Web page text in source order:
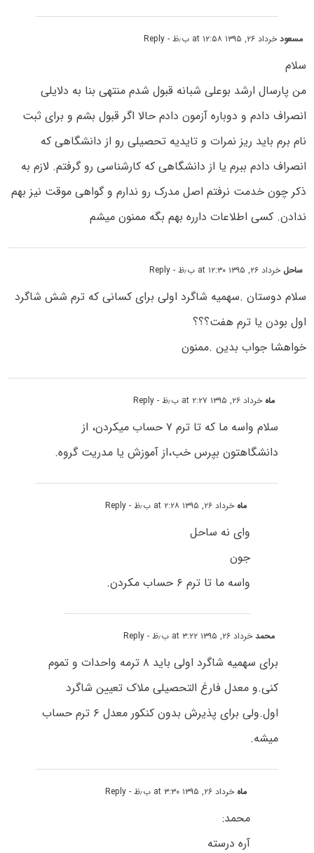
مسعودخرداد ۲۶, ۱۳۹۵ at ۱۲:۵۸ ب٫ظ - Reply
سلام
من پارسال ارشد بوعلی شبانه قبول شدم منتهی بنا به دلایلی
انصراف دادم و دوباره آزمون دادم حالا اگر قبول بشم و برای ثبت
نام برم باید ریز نمرات و تایدیه تحصیلی رو از دانشگاهی که
انصراف دادم ببرم یا از دانشگاهی که کارشناسی رو گرفتم. لازم به
ذکر چون خدمت نرفتم اصل مدرک رو ندارم و گواهی موقت نیز بهم
ندادن. کسی اطلاعات دارره بهم بگه ممنون میشم
ساحل خرداد ۲۶, ۱۳۹۵ at ۱۲:۳۰ ب٫ظ - Reply
سلام دوستان .سهمیه شاگرد اولی برای کسانی که ترم شش شاگرد
اول بودن یا ترم هفت؟؟؟
خواهشا جواب بدین .ممنون
ماه خرداد ۲۶, ۱۳۹۵ at ۲:۲۷ ب٫ظ - Reply
سلام واسه ما که تا ترم ۷ حساب میکردن، از
دانشگاهتون بپرس خب،از آموزش یا مدریت گروه.
ماه خرداد ۲۶, ۱۳۹۵ at ۲:۲۸ ب٫ظ - Reply
وای نه ساحل
جون
واسه ما تا ترم ۶ حساب مکردن.
محمدخرداد ۲۶, ۱۳۹۵ at ۳:۲۲ ب٫ظ - Reply
برای سهمیه شاگرد اولی باید ۸ ترمه واحدات و تموم
کنی.و معدل فارغ التحصیلی ملاک تعیین شاگرد
اول.ولی برای پذیرش بدون کنکور معدل ۶ ترم حساب
میشه.
ماه خرداد ۲۶, ۱۳۹۵ at ۳:۳۰ ب٫ظ - Reply
محمد:
آره درسته